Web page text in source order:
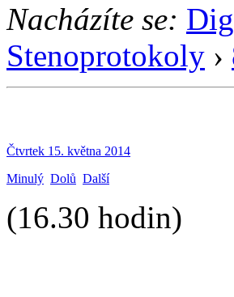
Nacházíte se:
Stenoprotokoly ›
Čtvrtek 15. května 2014
Minulý Dolů Další
(16.30 hodin)